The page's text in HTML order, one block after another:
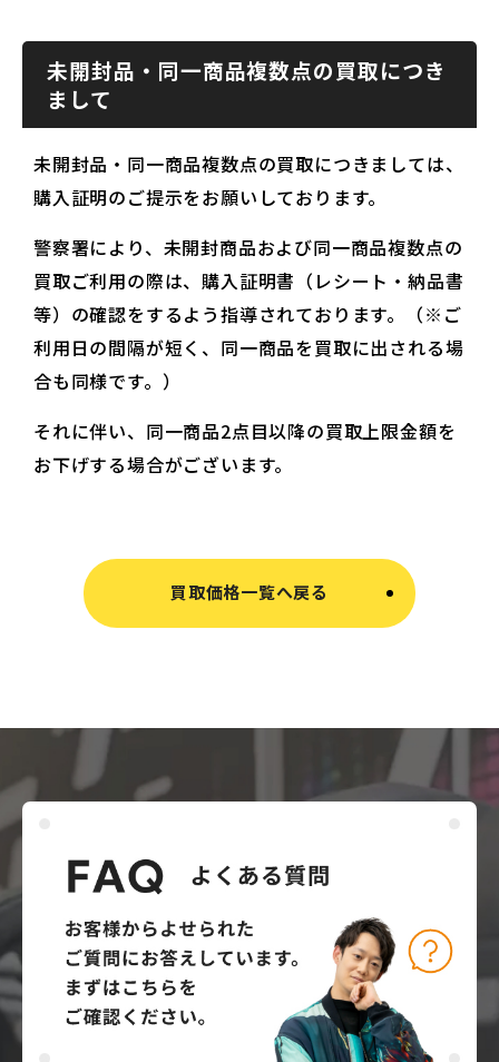
未開封品・同一商品複数点の買取につき
まして
未開封品・同一商品複数点の買取につきましては、
購入証明のご提示をお願いしております。
警察署により、未開封商品および同一商品複数点の
買取ご利用の際は、購入証明書（レシート・納品書
等）の確認をするよう指導されております。（※ご
利用日の間隔が短く、同一商品を買取に出される場
合も同様です。）
それに伴い、同一商品2点目以降の買取上限金額を
お下げする場合がございます。
買取価格一覧へ戻る